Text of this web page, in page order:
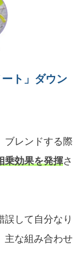
ート」ダウン
ブレンドする際
乗効果を発揮さ
誤して自分なり
主な組み合わせ